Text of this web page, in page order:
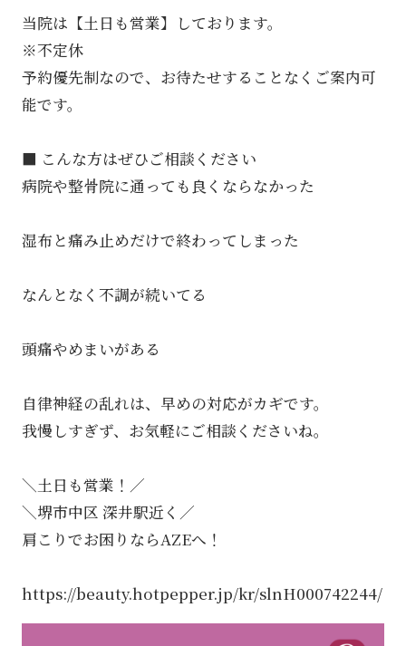
当院は【土日も営業】しております。
※不定休
予約優先制なので、お待たせすることなくご案内可
能です。
■ こんな方はぜひご相談ください
病院や整骨院に通っても良くならなかった
湿布と痛み止めだけで終わってしまった
なんとなく不調が続いてる
頭痛やめまいがある
自律神経の乱れは、早めの対応がカギです。
我慢しすぎず、お気軽にご相談くださいね。
＼土日も営業！／
＼堺市中区 深井駅近く／
肩こりでお困りならAZEへ！
https://beauty.hotpepper.jp/kr/slnH000742244/